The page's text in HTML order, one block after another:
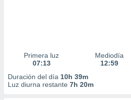
Primera luz
07:13
Mediodía
12:59
Duración del día 10h 39m
Luz diurna restante 7h 20m